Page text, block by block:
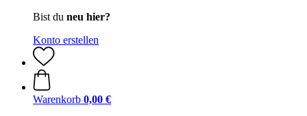
Bist du neu hier?
Konto erstellen
Warenkorb 0,00 €